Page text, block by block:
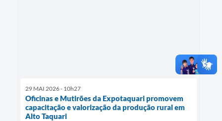
29 MAI 2026 - 10h27
Oficinas e Mutirões da Expotaquari promovem
capacitação e valorização da produção rural em
Alto Taquari